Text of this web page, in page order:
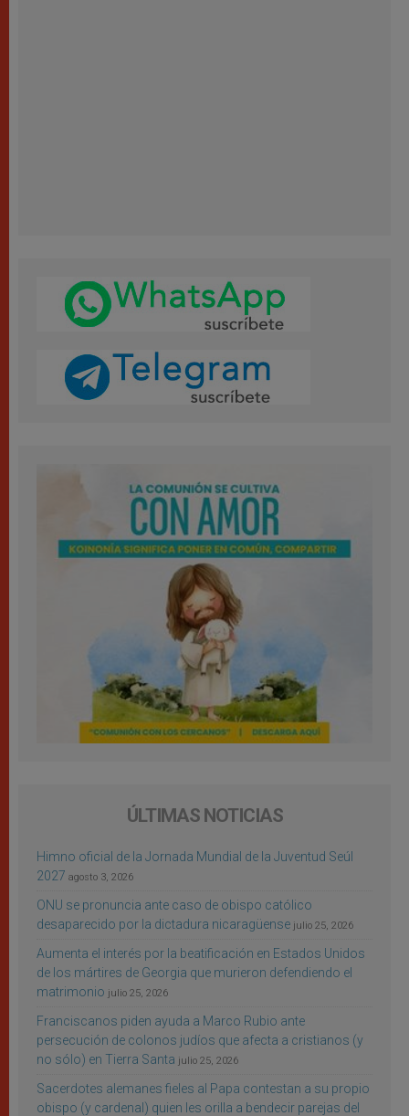
ÚLTIMAS NOTICIAS
Himno oficial de la Jornada Mundial de la Juventud Seúl
2027 agosto 3, 2026
ONU se pronuncia ante caso de obispo católico
desaparecido por la dictadura nicaragüense julio 25, 2026
Aumenta el interés por la beatificación en Estados Unidos
de los mártires de Georgia que murieron defendiendo el
matrimonio julio 25, 2026
Franciscanos piden ayuda a Marco Rubio ante
persecución de colonos judíos que afecta a cristianos (y
no sólo) en Tierra Santa julio 25, 2026
Sacerdotes alemanes fieles al Papa contestan a su propio
obispo (y cardenal) quien les orilla a bendecir parejas del